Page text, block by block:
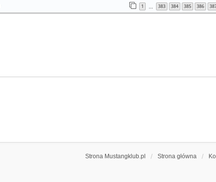
1 383 384 385 386
Strona Mustangklub.pl Strona główna